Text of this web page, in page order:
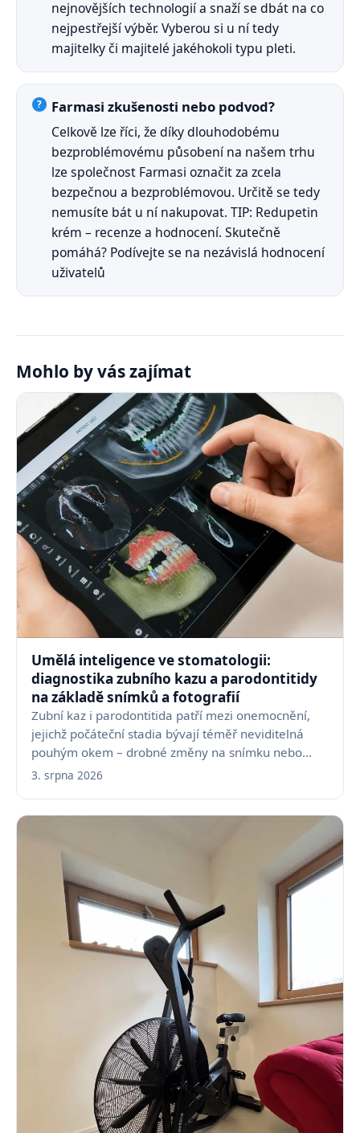
nejnovějších technologií a snaží se dbát na co
nejpestřejší výběr. Vyberou si u ní tedy
majitelky či majitelé jakéhokoli typu pleti.
Farmasi zkušenosti nebo podvod?
Celkově lze říci, že díky dlouhodobému
bezproblémovému působení na našem trhu
lze společnost Farmasi označit za zcela
bezpečnou a bezproblémovou. Určitě se tedy
nemusíte bát u ní nakupovat. TIP: Redupetin
krém – recenze a hodnocení. Skutečně
pomáhá? Podívejte se na nezávislá hodnocení
uživatelů
Mohlo by vás zajímat
Umělá inteligence ve stomatologii:
diagnostika zubního kazu a parodontitidy
na základě snímků a fotografií
Zubní kaz i parodontitida patří mezi onemocnění,
jejichž počáteční stadia bývají téměř neviditelná
pouhým okem – drobné změny na snímku nebo
fotografii…
3. srpna 2026